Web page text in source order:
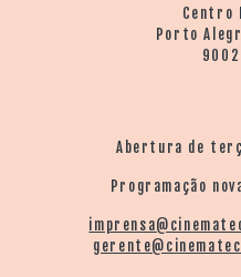
Centro
Porto
Abertura de
Programação